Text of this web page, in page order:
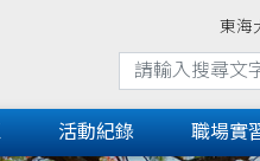
東海
活動紀錄 職場實